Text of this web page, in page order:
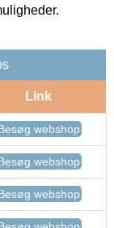
Link
webshop
webshop
webshop